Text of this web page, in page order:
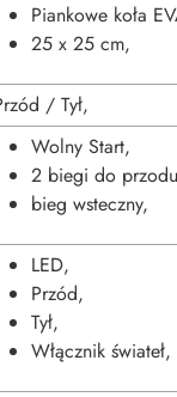
Piankowe koła
25 x 25 cm,
/ Tył,
Wolny Start,
2 biegi do
bieg wsteczny,
LED,
Przód,
Tył,
Włącznik świateł,